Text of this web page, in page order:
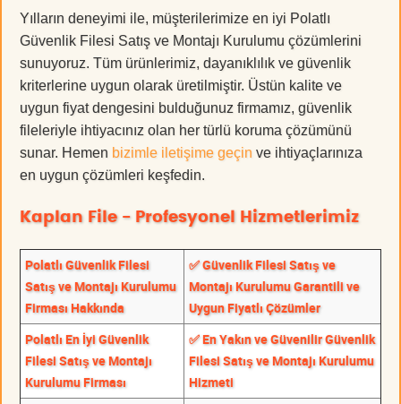
Yılların deneyimi ile, müşterilerimize en iyi Polatlı
Güvenlik Filesi Satış ve Montajı Kurulumu çözümlerini
sunuyoruz. Tüm ürünlerimiz, dayanıklılık ve güvenlik
kriterlerine uygun olarak üretilmiştir. Üstün kalite ve
uygun fiyat dengesini bulduğunuz firmamız, güvenlik
fileleriyle ihtiyacınız olan her türlü koruma çözümünü
sunar. Hemen bizimle iletişime geçin ve ihtiyaçlarınıza
en uygun çözümleri keşfedin.
Kaplan File - Profesyonel Hizmetlerimiz
Polatlı Güvenlik Filesi
Satış ve Montajı Kurulumu
Firması Hakkında
✅ Güvenlik Filesi Satış ve
Montajı Kurulumu Garantili ve
Uygun Fiyatlı Çözümler
Polatlı En İyi Güvenlik
Filesi Satış ve Montajı
Kurulumu Firması
✅ En Yakın ve Güvenilir Güvenlik
Filesi Satış ve Montajı Kurulumu
Hizmeti